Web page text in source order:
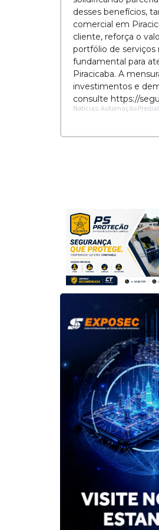
desses benefícios,
comercial em
cliente, reforça o
portfólio de
fundamental para
Piracicaba. A
investimentos e
consulte https://
Notícias: Automação Predial